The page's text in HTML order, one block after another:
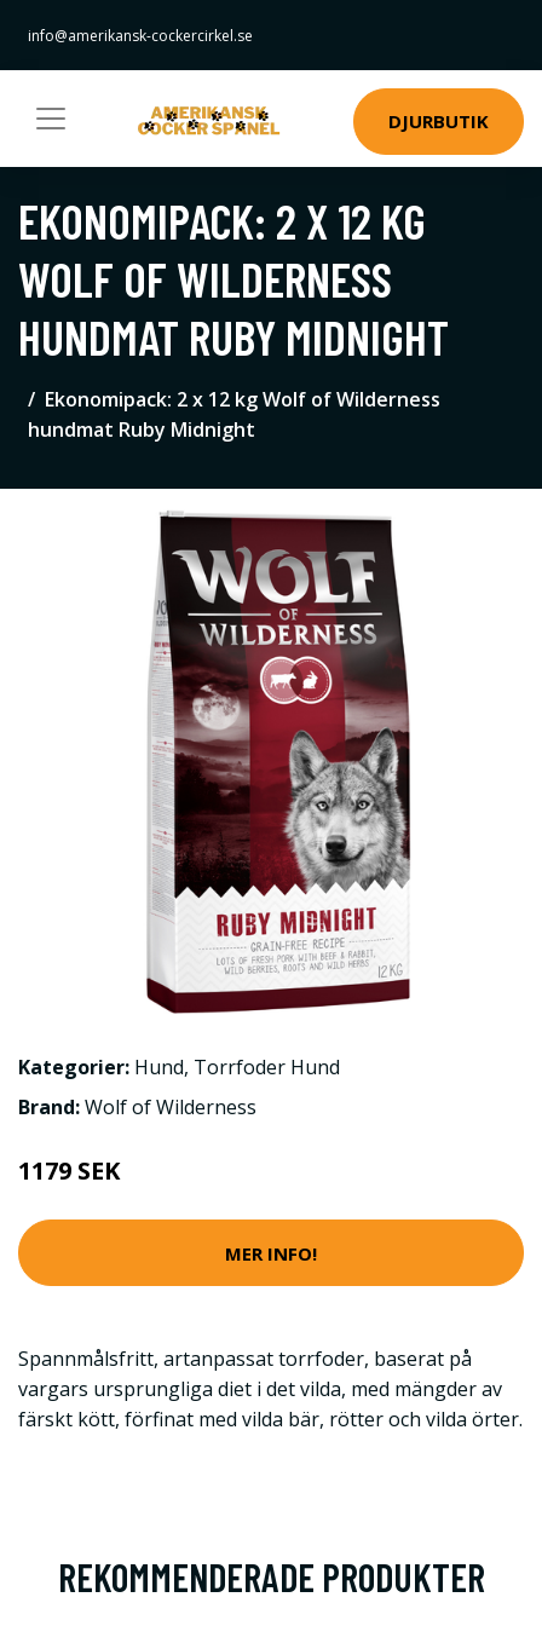
info@amerikansk-cockercirkel.se
DJURBUTIK
EKONOMIPACK: 2 X 12 KG
WOLF OF WILDERNESS
HUNDMAT RUBY MIDNIGHT
Ekonomipack: 2 x 12 kg Wolf of Wilderness
hundmat Ruby Midnight
Kategorier: Hund, Torrfoder Hund
Brand:Wolf of Wilderness
1179 SEK
MER INFO!
Spannmålsfritt, artanpassat torrfoder, baserat på
vargars ursprungliga diet i det vilda, med mängder av
färskt kött, förfinat med vilda bär, rötter och vilda örter.
REKOMMENDERADE PRODUKTER